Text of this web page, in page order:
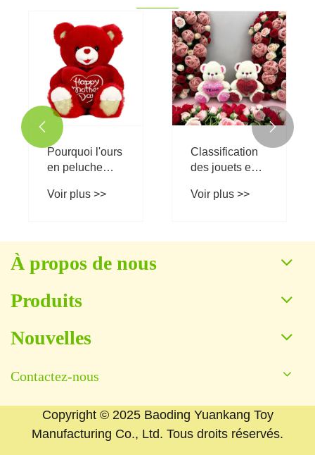
Mixiaomei a
participé à la
138ème Foire
de Canton
Voir plus >>
Comment les
jouets en
peluche LED
transforment
les cadeaux?
Voir plus >>
 
À propos de nous
Produits
Nouvelles
Contactez-nous
Copyright © 2025 Baoding Yuankang Toy
Manufacturing Co., Ltd. Tous droits réservés.